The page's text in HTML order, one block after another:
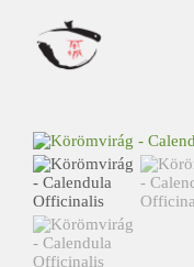
content
T
e
a
Ú
t